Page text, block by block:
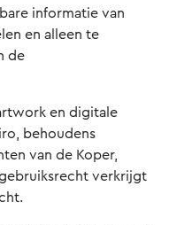
informatie van
en alleen te
de
en digitale
behoudens
van de Koper,
verkrijgt